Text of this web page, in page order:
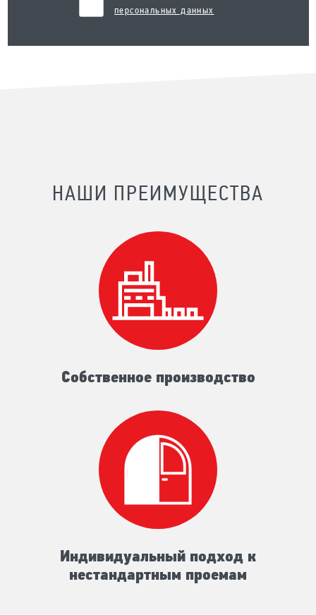
персональных данных
НАШИ ПРЕИМУЩЕСТВА
Собственное производство
Индивидуальный подход к
нестандартным проемам